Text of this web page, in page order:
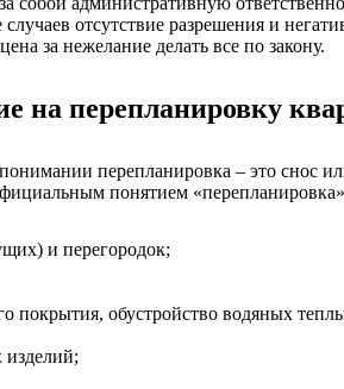
отсутствие разрешения и
за нежелание делать все по закону.
на перепланировку
перепланировка – это снос
понятием
и перегородок;
покрытия, обустройство водяных
изделий;